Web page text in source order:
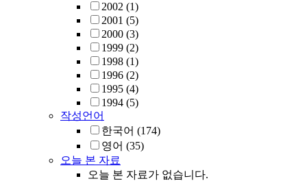
2002 (1)
2001 (5)
2000 (3)
1999 (2)
1998 (1)
1996 (2)
1995 (4)
1994 (5)
작성언어
한국어 (174)
영어 (35)
오늘 본 자료
오늘 본 자료가 없습니다.